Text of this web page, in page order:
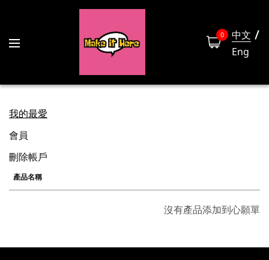
0
中文
Eng
我的最愛
會員
刪除帳戶
產品名稱
沒有產品添加到心願單